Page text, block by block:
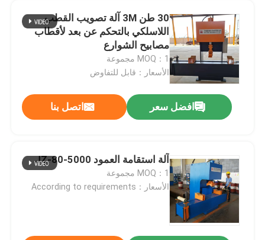
30 طن 3M آلة تصويب القطب
اللاسلكي بالتحكم عن بعد لأقطاب
مصابيح الشوارع
MOQ：1 مجموعة
الأسعار：قابل للتفاوض
افضل سعر اتصل بنا
آلة استقامة العمود JZ-80-5000
MOQ：1 مجموعة
الأسعار：According to requirements